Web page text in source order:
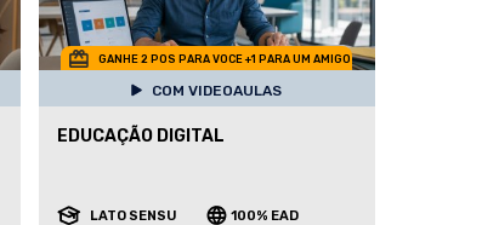
GANHE 2 POS PARA VOCE +1 PARA UM AMIGO
COM VIDEOAULAS
EDUCAÇÃO DIGITAL
LATO SENSU 100% EAD